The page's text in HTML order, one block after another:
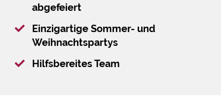
abgefeiert
Einzigartige Sommer- und
Weihnachtspartys
Hilfsbereites Team